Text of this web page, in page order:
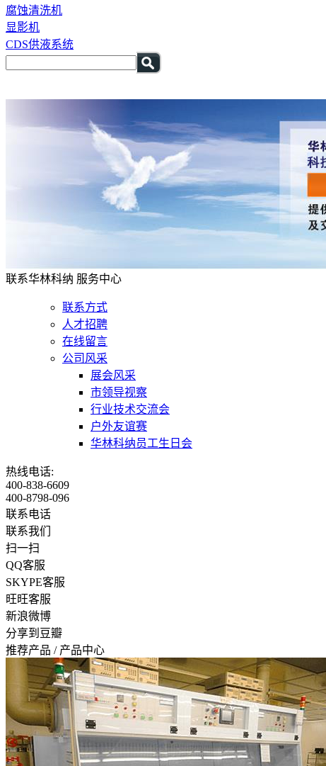
腐蚀清洗机
显影机
CDS供液系统
联系华林科纳 服务中心
联系方式
人才招聘
在线留言
公司风采
展会风采
市领导视察
行业技术交流会
户外友谊赛
华林科纳员工生日会
热线电话:
400-838-6609
400-8798-096
联系电话
联系我们
扫一扫
QQ客服
SKYPE客服
旺旺客服
新浪微博
分享到豆瓣
推荐产品 / 产品中心